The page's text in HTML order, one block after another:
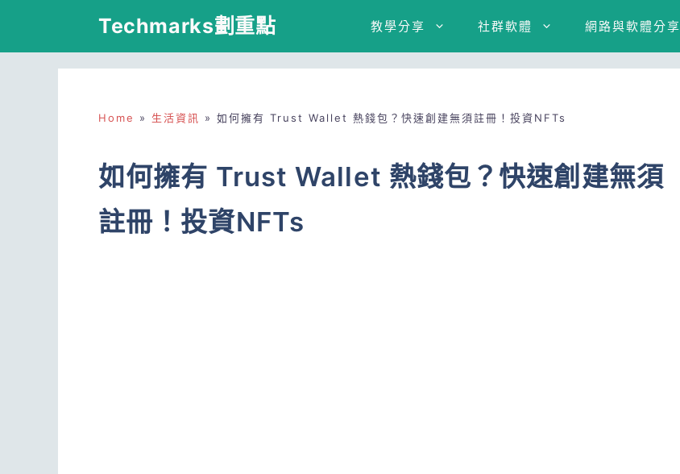
Techmarks劃重點 教學分享 社群軟體 網路與軟體分享
Home » 生活資訊 » 如何擁有 Trust Wallet 熱錢包？快速創建無須註冊！投資NFTs
如何擁有 Trust Wallet 熱錢包？快速創建無須
註冊！投資NFTs